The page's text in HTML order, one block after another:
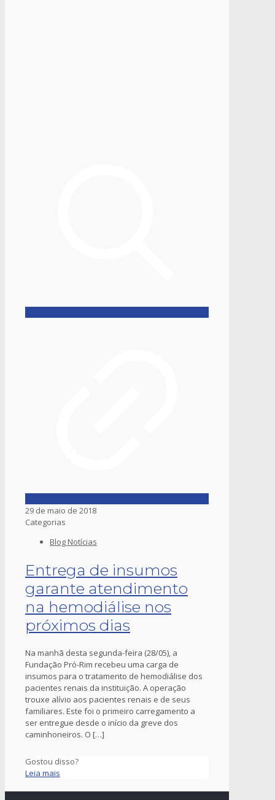
29 de maio de 2018
Categorias
Blog Notícias
Entrega de insumos
garante atendimento
na hemodiálise nos
próximos dias
Na manhã desta segunda-feira (28/05), a
Fundação Pró-Rim recebeu uma carga de
insumos para o tratamento de hemodiálise dos
pacientes renais da instituição. A operação
trouxe alívio aos pacientes renais e de seus
familiares. Este foi o primeiro carregamento a
ser entregue desde o início da greve dos
caminhoneiros. O […]
Gostou disso?
Leia mais